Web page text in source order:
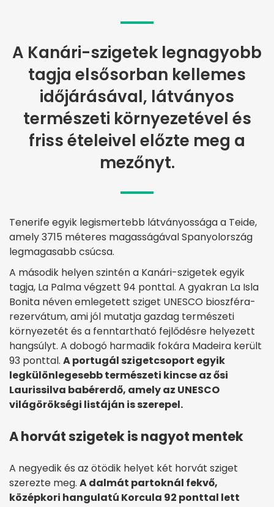
A Kanári-szigetek legnagyobb
tagja elsősorban kellemes
időjárásával, látványos
természeti környezetével és
friss ételeivel előzte meg a
mezőnyt.
Tenerife egyik legismertebb látványossága a Teide,
amely 3715 méteres magasságával Spanyolország
legmagasabb csúcsa.
A második helyen szintén a Kanári-szigetek egyik
tagja, La Palma végzett 94 ponttal. A gyakran La Isla
Bonita néven emlegetett sziget UNESCO bioszféra-
rezervátum, ami jól mutatja gazdag természeti
környezetét és a fenntartható fejlődésre helyezett
hangsúlyt. A dobogó harmadik fokára Madeira került
93 ponttal. A portugál szigetcsoport egyik
legkülönlegesebb természeti kincse az ősi
Laurissilva babérerdő, amely az UNESCO
világörökségi listáján is szerepel.
A horvát szigetek is nagyot mentek
A negyedik és az ötödik helyet két horvát sziget
szerezte meg. A dalmát partoknál fekvő,
középkori hangulatú Korcula 92 ponttal lett